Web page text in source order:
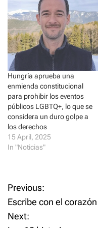
w
w
i
n
d
o
w
e
w
w
i
n
d
o
w
Hungría aprueba una
enmienda constitucional
para prohibir los eventos
públicos LGBTQ+, lo que se
considera un duro golpe a
los derechos
15 April, 2025
In "Noticias"
P
o
Previous:
Escribe con el corazón
Next: